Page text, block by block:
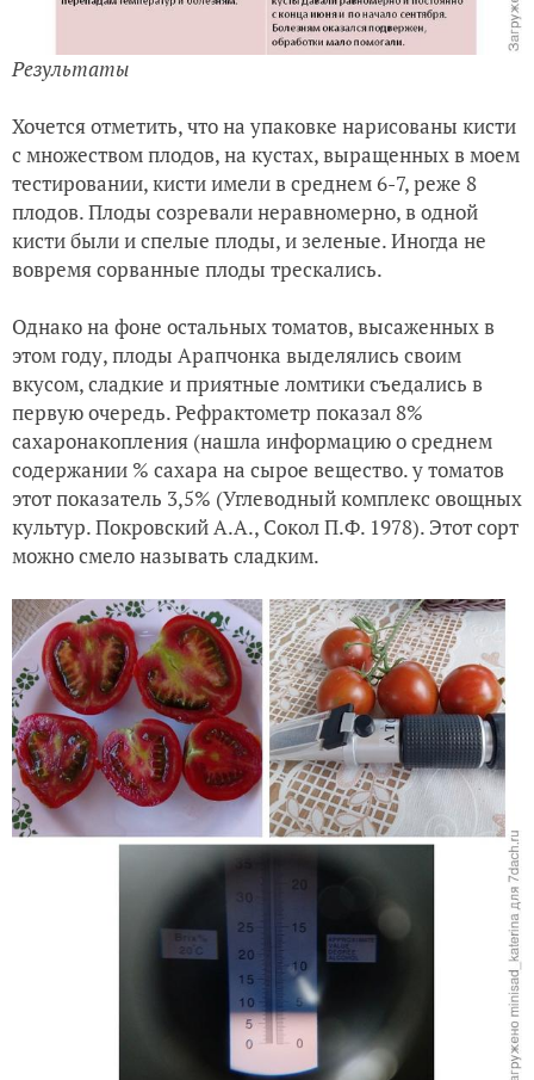
Результаты
Хочется отметить, что на упаковке нарисованы кисти
с множеством плодов, на кустах, выращенных в моем
тестировании,кисти имели в среднем 6-7, реже 8
плодов. Плоды созревали неравномерно, в одной
кисти были и спелые плоды, и зеленые. Иногда не
вовремя сорванные плоды трескались.
Однако на фоне остальных томатов, высаженных в
этом году, плоды Арапчонка выделялись своим
вкусом, сладкие и приятные ломтики съедались в
первую очередь. Рефрактометр показал 8%
сахаронакопления (нашла информацию о среднем
содержании % сахара на сырое вещество. у томатов
этот показатель 3,5% (Углеводный комплекс овощных
культур. Покровский А.А., Сокол П.Ф. 1978). Этот сорт
можно смело называть сладким.